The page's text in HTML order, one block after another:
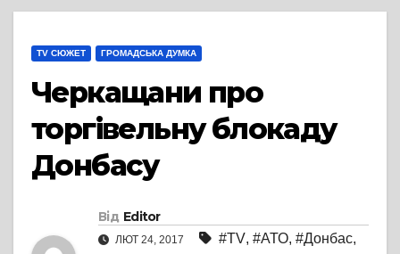
TV СЮЖЕТ ГРОМАДСЬКА ДУМКА
Черкащани про
торгівельну блокаду
Донбасу
Від Editor
ЛЮТ 24, 2017 #TV, #АТО, #Донбас,